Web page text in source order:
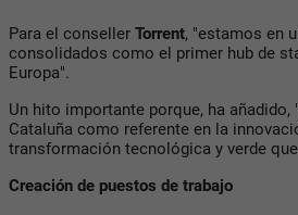
Para el conseller Torrent, "estamos en
consolidados como el primer hub de
Europa".
Un hito importante porque, ha
Cataluña como referente en la
transformación tecnológica y verde
Creación de puestos de trabajo